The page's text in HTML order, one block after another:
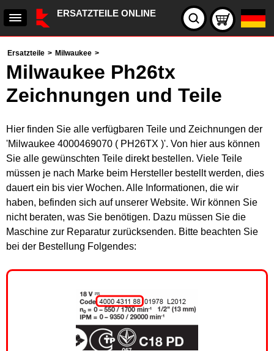
ERSATZTEILE ONLINE
Ersatzteile > Milwaukee >
Milwaukee Ph26tx
Zeichnungen und Teile
Hier finden Sie alle verfügbaren Teile und Zeichnungen der
'Milwaukee 4000469070 ( PH26TX )'. Von hier aus können
Sie alle gewünschten Teile direkt bestellen. Viele Teile
müssen je nach Marke beim Hersteller bestellt werden, dies
dauert ein bis vier Wochen. Alle Informationen, die wir
haben, befinden sich auf unserer Website. Wir können Sie
nicht beraten, was Sie benötigen. Dazu müssen Sie die
Maschine zur Reparatur zurücksenden. Bitte beachten Sie
bei der Bestellung Folgendes: